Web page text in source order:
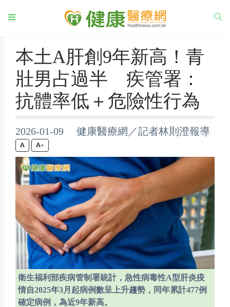
本土A肝創9年新高！青
壯男占過半 疾管署：
抗體率低＋危險性行為
2026-01-09 健康醫療網／記者林則澄報導
+
衛生福利部疾病管制署統計，急性病毒性A型肝炎疫
情自2025年3月起病例數呈上升趨勢，同年累計477例
確定病例，為近9年新高。